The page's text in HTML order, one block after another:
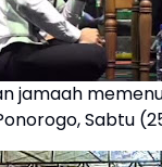
jamaah
Sabtu